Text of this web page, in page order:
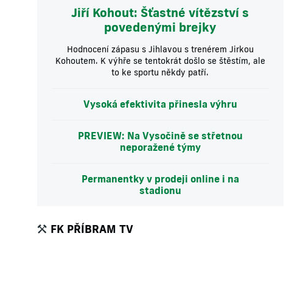
Jiří Kohout: Šťastné vítězství s
povedenými brejky
Hodnocení zápasu s Jihlavou s trenérem Jirkou
Kohoutem. K výhře se tentokrát došlo se štěstím, ale
to ke sportu někdy patří.
Vysoká efektivita přinesla výhru
PREVIEW: Na Vysočině se střetnou
neporažené týmy
Permanentky v prodeji online i na
stadionu
FK PŘÍBRAM TV